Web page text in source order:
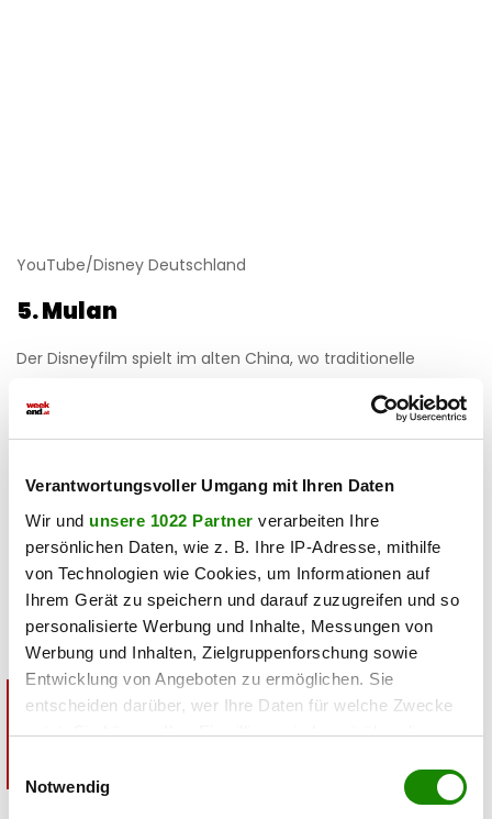
Verantwortungsvoller Umgang mit Ihren Daten
Wir und unsere 1022 Partner verarbeiten Ihre
persönlichen Daten, wie z. B. Ihre IP-Adresse, mithilfe
von Technologien wie Cookies, um Informationen auf
Ihrem Gerät zu speichern und darauf zuzugreifen und so
personalisierte Werbung und Inhalte, Messungen von
Werbung und Inhalten, Zielgruppenforschung sowie
Entwicklung von Angeboten zu ermöglichen. Sie
entscheiden darüber, wer Ihre Daten für welche Zwecke
nutzt. Sie können Ihre Einwilligung jederzeit über die
Trigger Symbol ändern oder widerrufen
Notwendig
YouTube/Disney Deutschland
5. Mulan
Der Disneyfilm spielt im alten China, wo traditionelle
Schönheit und häusliche Talente punkten. Mulan passt
jedoch so gar nicht in dieses Bild.Um ihre Familie zu
schließlich als Mann, um an Stelle des Vaters in den Krieg zu
ziehen – im Laufe des Films wird aus dem jungen Mädchen
eine mutige Kämpferin. 2020 erschien der Disney-Film als
Realverfilmung neu. Die Geschichte von „Mulan” zeigt auf,
dass Mädchengenauso viel erreichen können wie Jungs.
Content is blocked because the required cookie
consent for "Marketing" has not been granted.
Accept marketing cookies